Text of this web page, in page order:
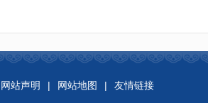
网站声明 | 网站地图 | 友情链接